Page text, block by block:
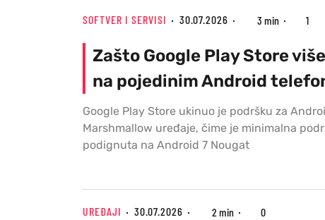
SOFTVER I SERVISI 30.07.2026 3 min 1
Zašto Google Play Store
na pojedinim Android
Google Play Store ukinuo je podršku za
Marshmallow uređaje, čime je minimalna
podignuta na Android 7 Nougat
UREĐAJI 30.07.2026 2 min 0